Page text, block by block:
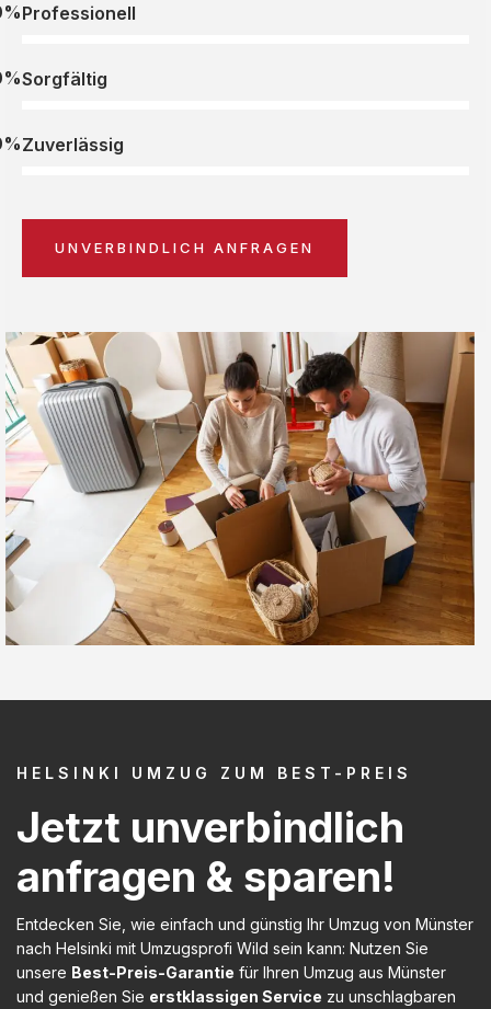
Professionell
Sorgfältig
Zuverlässig
UNVERBINDLICH ANFRAGEN
HELSINKI UMZUG ZUM BEST-PREIS
Jetzt unverbindlich
anfragen & sparen!
Entdecken Sie, wie einfach und günstig Ihr Umzug von Münster
nach Helsinki mit Umzugsprofi Wild sein kann: Nutzen Sie
unsere Best-Preis-Garantie für Ihren Umzug aus Münster
und genießen Sie erstklassigen Service zu unschlagbaren